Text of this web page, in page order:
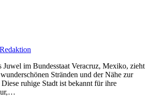
Redaktion
Juwel im Bundesstaat Veracruz, Mexiko, zieht
Stränden und der Nähe zur
ruhige Stadt ist bekannt für ihre